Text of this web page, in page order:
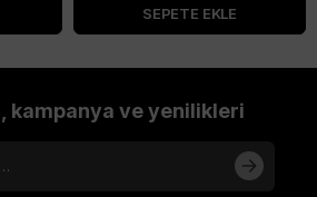
SEPETE EKLE
kampanya ve yenilikleri